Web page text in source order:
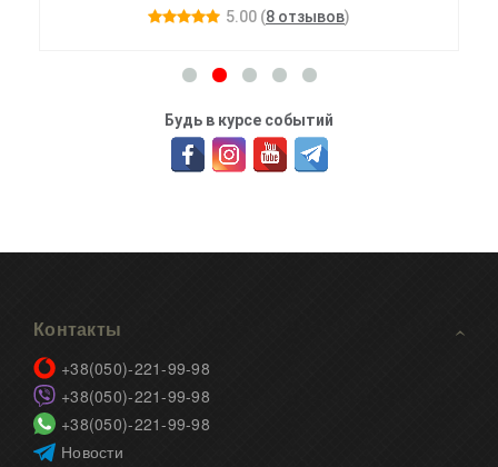
5.00 (8 отзывов)
Будь в курсе событий
Контакты
+38(050)-221-99-98
+38(050)-221-99-98
+38(050)-221-99-98
Новости